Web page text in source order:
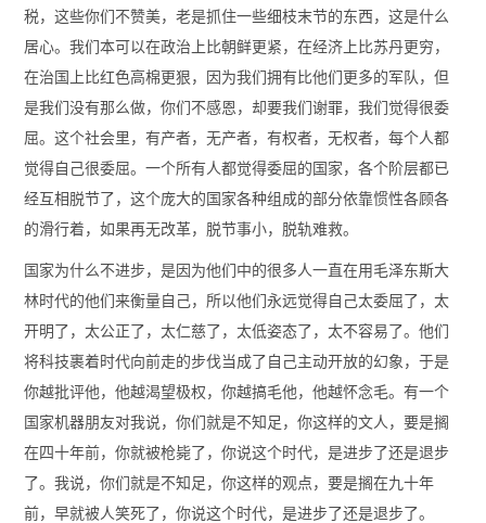
税，这些你们不赞美，老是抓住一些细枝末节的东西，这是什么
居心。我们本可以在政治上比朝鲜更紧，在经济上比苏丹更穷，
在治国上比红色高棉更狠，因为我们拥有比他们更多的军队，但
是我们没有那么做，你们不感恩，却要我们谢罪，我们觉得很委
屈。这个社会里，有产者，无产者，有权者，无权者，每个人都
觉得自己很委屈。一个所有人都觉得委屈的国家，各个阶层都已
经互相脱节了，这个庞大的国家各种组成的部分依靠惯性各顾各
的滑行着，如果再无改革，脱节事小，脱轨难救。
国家为什么不进步，是因为他们中的很多人一直在用毛泽东斯大
林时代的他们来衡量自己，所以他们永远觉得自己太委屈了，太
开明了，太公正了，太仁慈了，太低姿态了，太不容易了。他们
将科技裹着时代向前走的步伐当成了自己主动开放的幻象，于是
你越批评他，他越渴望极权，你越搞毛他，他越怀念毛。有一个
国家机器朋友对我说，你们就是不知足，你这样的文人，要是搁
在四十年前，你就被枪毙了，你说这个时代，是进步了还是退步
了。我说，你们就是不知足，你这样的观点，要是搁在九十年
前，早就被人笑死了，你说这个时代，是进步了还是退步了。